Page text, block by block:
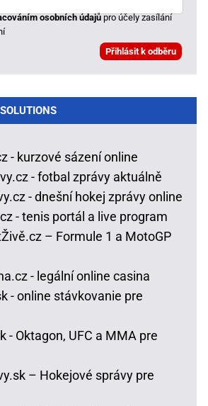
osobních údajůpro účely zasílání
- kurzové sázení online
- fotbal zprávy aktuálně
- dnešní hokej zprávy online
- tenis portál a live program
– Formule 1 a MotoGP
- legální online casina
- online stávkovanie pre
- Oktagon, UFC a MMA pre
– Hokejové správy pre